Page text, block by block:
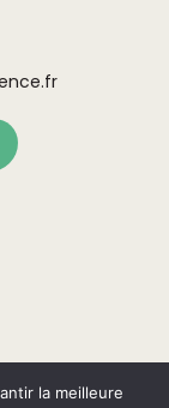
la meilleure
de l’impact